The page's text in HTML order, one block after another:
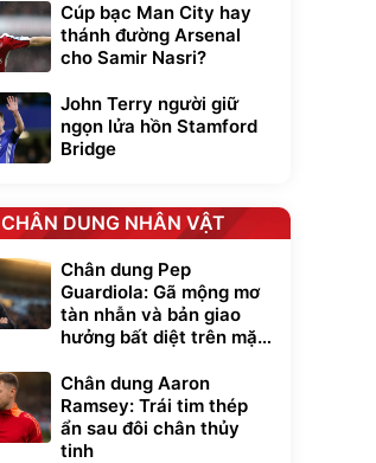
Cúp bạc Man City hay
thánh đường Arsenal
cho Samir Nasri?
John Terry người giữ
ngọn lửa hồn Stamford
Bridge
CHÂN DUNG NHÂN VẬT
Chân dung Pep
Guardiola: Gã mộng mơ
tàn nhẫn và bản giao
hưởng bất diệt trên mặt
Chân dung Aaron
Ramsey: Trái tim thép
ẩn sau đôi chân thủy
tinh